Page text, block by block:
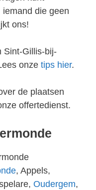
iemand die geen
ons!
Sint-Gillis-bij-
onze tips hier.
de plaatsen
offertedienst.
, Appels,
Oudergem,